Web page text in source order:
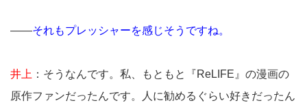
――それもプレッシャーを感じそうですね。
井上 ：そうなんです。私、もともと『ReLIFE』の漫画の
原作ファンだったんです。人に勧めるぐらい好きだったん